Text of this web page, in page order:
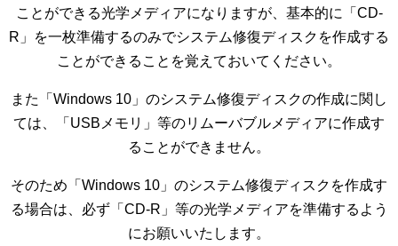
ことができる光学メディアになりますが、基本的に「CD-
R」を一枚準備するのみでシステム修復ディスクを作成する
ことができることを覚えておいてください。
また「Windows 10」のシステム修復ディスクの作成に関し
ては、「USBメモリ」等のリムーバブルメディアに作成す
ることができません。
そのため「Windows 10」のシステム修復ディスクを作成す
る場合は、必ず「CD-R」等の光学メディアを準備するよう
にお願いいたします。